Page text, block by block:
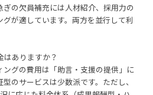
の欠員補充には人材紹介、採用力の
が適しています。両方を並行して利
ありますか？
グの費用は「助言・支援の提供」に
のサービスは少数派です。ただし、